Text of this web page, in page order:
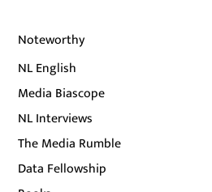
Noteworthy
NL English
Media Biascope
NL Interviews
The Media Rumble
Data Fellowship